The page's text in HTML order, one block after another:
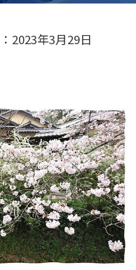
2023年3月29日